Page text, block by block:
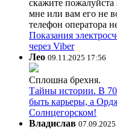
скажите
мне или вам его не
телефон оператора
Показания
через Viber
Лео 09.11.2025 17:56
Сплошна брехня.
Тайны истории. В
быть карьеры, а
Солнцегорском!
Владислав